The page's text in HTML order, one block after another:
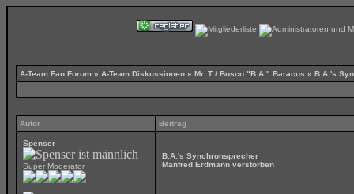
A-Team Fan Forum » A-Team Diskussionen » Mr. T / Bosco "B.A." Baracus » B.A.'s
Autor Beitrag
Spenser
Super Moderator
B.A.'s Synchronsprecher
Manfred Erdmann verstorben